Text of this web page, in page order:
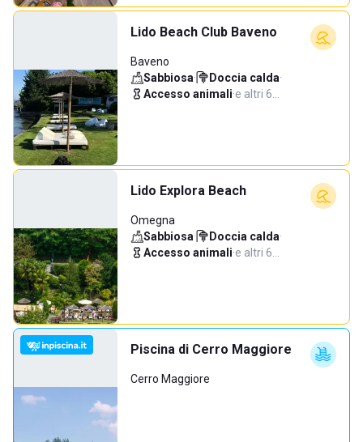
Lido Beach Club Baveno
Baveno
Sabbiosa· Doccia calda·
Accesso animali·e altri 6…
Lido Explora Beach
Omegna
Sabbiosa· Doccia calda·
Accesso animali·e altri 6…
Piscina di Cerro Maggiore
Cerro Maggiore